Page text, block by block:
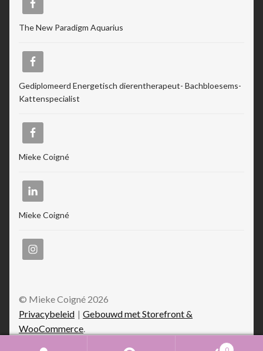
The New Paradigm Aquarius
Gediplomeerd Energetisch dierentherapeut- Bachbloesems-
Kattenspecialist
Mieke Coigné
Mieke Coigné
© Mieke Coigné 2026
Privacybeleid
Gebouwd met Storefront &
WooCommerce.